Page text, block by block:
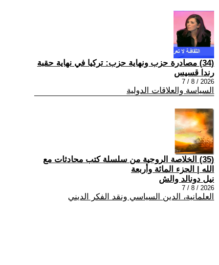
(34) مصادرة حزب ونهاية حزب: تركيا في نهاية حقبة
رندا قسيس
2026 / 8 / 7
السياسة والعلاقات الدولية
(35) الخلاصة الروحية من سلسلة كتب محادثات مع
الله | الجزء المائة وأربعة
نيل دونالد والش
2026 / 8 / 7
العلمانية، الدين السياسي ونقد الفكر الديني